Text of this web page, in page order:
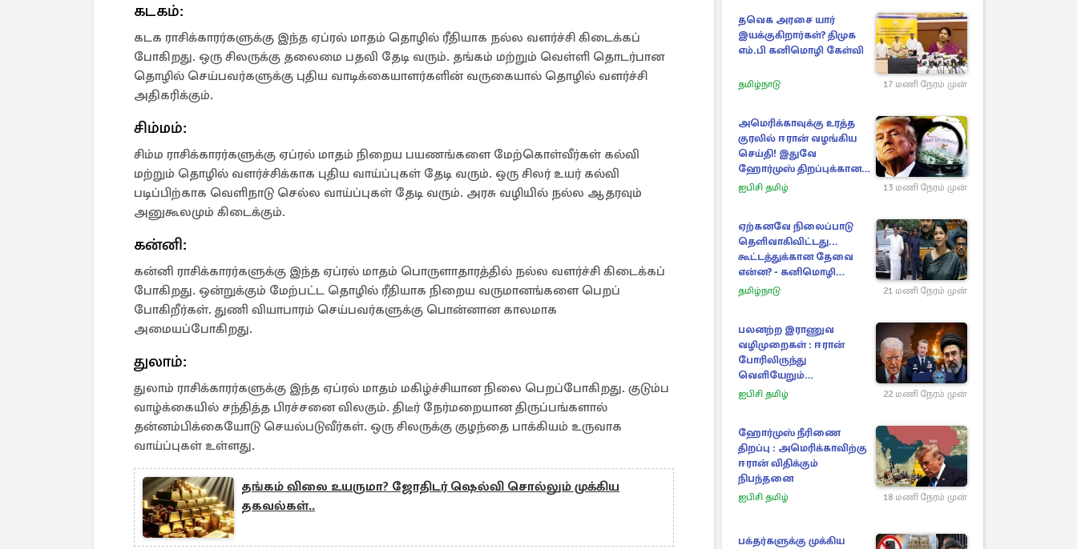
கடகம்:
கடக ராசிக்காரர்களுக்கு இந்த ஏப்ரல் மாதம் தொழில் ரீதியாக நல்ல வளர்ச்சி கிடைக்கப்
போகிறது. ஒரு சிலருக்கு தலைமை பதவி தேடி வரும். தங்கம் மற்றும் வெள்ளி தொடர்பான
தொழில் செய்பவர்களுக்கு புதிய வாடிக்கையாளர்களின் வருகையால் தொழில் வளர்ச்சி
அதிகரிக்கும்.
சிம்மம்:
சிம்ம ராசிக்காரர்களுக்கு ஏப்ரல் மாதம் நிறைய பயணங்களை மேற்கொள்வீர்கள் கல்வி
மற்றும் தொழில் வளர்ச்சிக்காக புதிய வாய்ப்புகள் தேடி வரும். ஒரு சிலர் உயர் கல்வி
படிப்பிற்காக வெளிநாடு செல்ல வாய்ப்புகள் தேடி வரும். அரசு வழியில் நல்ல ஆதரவும்
அனுகூலமும் கிடைக்கும்.
கன்னி:
கன்னி ராசிக்காரர்களுக்கு இந்த ஏப்ரல் மாதம் பொருளாதாரத்தில் நல்ல வளர்ச்சி கிடைக்கப்
போகிறது. ஒன்றுக்கும் மேற்பட்ட தொழில் ரீதியாக நிறைய வருமானங்களை பெறப்
போகிறீர்கள். துணி வியாபாரம் செய்பவர்களுக்கு பொன்னான காலமாக
அமையப்போகிறது.
துலாம்:
துலாம் ராசிக்காரர்களுக்கு இந்த ஏப்ரல் மாதம் மகிழ்ச்சியான நிலை பெறப்போகிறது. குடும்ப
வாழ்க்கையில் சந்தித்த பிரச்சனை விலகும். திடீர் நேர்மறையான திருப்பங்களால்
தன்னம்பிக்கையோடு செயல்படுவீர்கள். ஒரு சிலருக்கு குழந்தை பாக்கியம் உருவாக
வாய்ப்புகள் உள்ளது.
தங்கம் விலை உயருமா? ஜோதிடர் ஷெல்வி சொல்லும் முக்கிய
தகவல்கள்..
தவெக அரசை யார்
இயக்குகிறார்கள்? திமுக
எம்.பி கனிமொழி கேள்வி
தமிழ்நாடு 17 மணி நேரம் முன்
அமெரிக்காவுக்கு உரத்த
குரலில் ஈரான் வழங்கிய
செய்தி! இதுவே
ஹோர்முஸ் திறப்புக்கான
நிபந்தனை
ஐபிசி தமிழ் 13 மணி நேரம் முன்
ஏற்கனவே நிலைப்பாடு
தெளிவாகிவிட்டது...
கூட்டத்துக்கான தேவை
என்ன? - கனிமொழி
விமர்சனம்
தமிழ்நாடு 21 மணி நேரம் முன்
பலனற்ற இராணுவ
வழிமுறைகள் : ஈரான்
போரிலிருந்து
வெளியேறும்
வழியைத்தேடும்
ஐபிசி தமிழ் 22 மணி நேரம் முன்
ஹோர்முஸ் நீரிணை
திறப்பு : அமெரிக்காவிற்கு
ஈரான் விதிக்கும்
நிபந்தனை
ஐபிசி தமிழ் 18 மணி நேரம் முன்
பக்தர்களுக்கு முக்கிய